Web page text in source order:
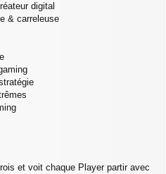
digital
& carreleuse
et voit chaque Player partir avec